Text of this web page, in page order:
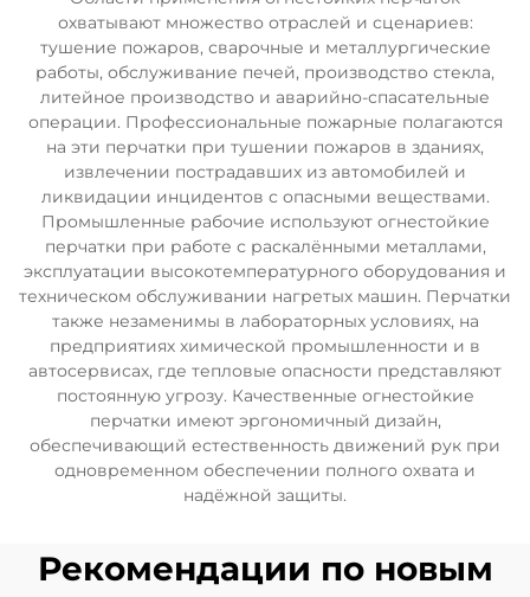
охватывают множество отраслей и сценариев:
тушение пожаров, сварочные и металлургические
работы, обслуживание печей, производство стекла,
литейное производство и аварийно-спасательные
операции. Профессиональные пожарные полагаются
на эти перчатки при тушении пожаров в зданиях,
извлечении пострадавших из автомобилей и
ликвидации инцидентов с опасными веществами.
Промышленные рабочие используют огнестойкие
перчатки при работе с раскалёнными металлами,
эксплуатации высокотемпературного оборудования и
техническом обслуживании нагретых машин. Перчатки
также незаменимы в лабораторных условиях, на
предприятиях химической промышленности и в
автосервисах, где тепловые опасности представляют
постоянную угрозу. Качественные огнестойкие
перчатки имеют эргономичный дизайн,
обеспечивающий естественность движений рук при
одновременном обеспечении полного охвата и
надёжной защиты.
Рекомендации по новым